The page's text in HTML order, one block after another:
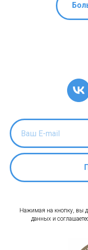
Нажимая на кнопку, вы
данных и